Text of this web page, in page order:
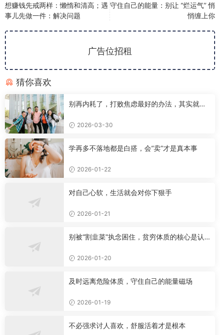
想赚钱先戒两样：懒惰和清高；遇
事儿先做一件：解决问题
守住自己的能量：别让 “烂运气” 悄
悄缠上你
广告位招租
猜你喜欢
别再内耗了，打败焦虑最好的办法，其实就这
2026-03-30
学再多不落地都是白搭，会“卖”才是真本事
2026-01-22
对自己心软，生活就会对你下狠手
2026-01-21
别被“割韭菜”执念困住，贫穷体质的核心是认
2026-01-20
及时远离危险体质，守住自己的能量磁场
2026-01-19
不必强求讨人喜欢，舒服活着才是根本